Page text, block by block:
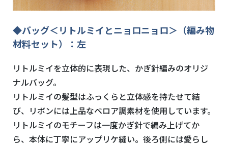
◆バッグ＜リトルミイとニョロニョロ＞（編み物
材料セット）：左
リトルミイを立体的に表現した、かぎ針編みのオリジ
ナルバッグ。
リトルミイの髪型はふっくらと立体感を持たせて結
び、リボンには上品なベロア調素材を使用しています。
リトルミイのモチーフは一度かぎ針で編み上げてか
ら、本体に丁寧にアップリケ縫い。後ろ側には愛らし